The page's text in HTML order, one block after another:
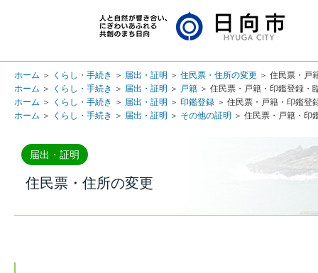
ホーム ＞ くらし・手続き ＞ 届出・証明 ＞ 住民票・住所の変更 ＞ 住民票・戸
ホーム ＞ くらし・手続き ＞ 届出・証明 ＞ 戸籍 ＞ 住民票・戸籍・印鑑登録・
ホーム ＞ くらし・手続き ＞ 届出・証明 ＞ 印鑑登録 ＞ 住民票・戸籍・印鑑登
ホーム ＞ くらし・手続き ＞ 届出・証明 ＞ その他の証明 ＞ 住民票・戸籍・印
届出・証明
住民票・住所の変更